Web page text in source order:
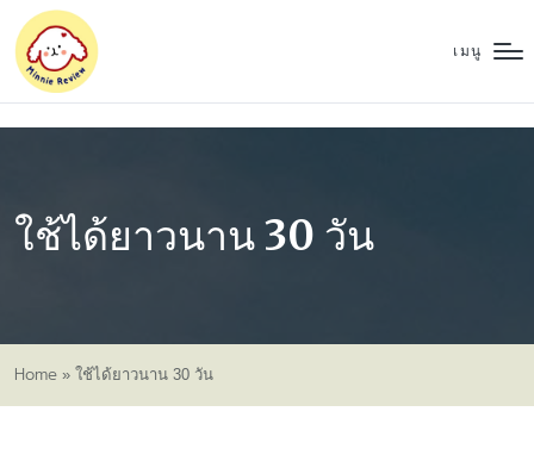
เมนู
ใช้ได้ยาวนาน 30 วัน
Home » ใช้ได้ยาวนาน 30 วัน